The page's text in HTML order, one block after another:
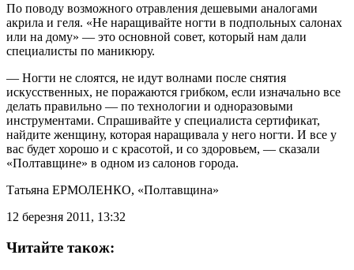
По поводу возможного отравления дешевыми аналогами
акрила и геля. «Не наращивайте ногти в подпольных салонах
или на дому» — это основной совет, который нам дали
специалисты по маникюру.
— Ногти не слоятся, не идут волнами после снятия
искусственных, не поражаются грибком, если изначально все
делать правильно — по технологии и одноразовыми
инструментами. Спрашивайте у специалиста сертификат,
найдите женщину, которая наращивала у него ногти. И все у
вас будет хорошо и с красотой, и со здоровьем, — сказали
«Полтавщине» в одном из салонов города.
Татьяна ЕРМОЛЕНКО, «Полтавщина»
12 березня 2011, 13:32
Читайте також: